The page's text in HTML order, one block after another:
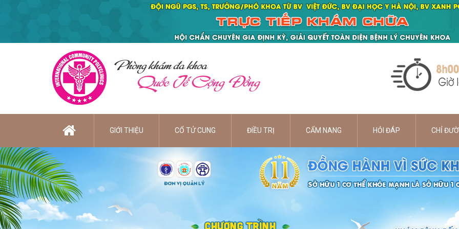
Phòng khám đa khoa
Quốc Tế Cộng Đồng
GIỚI THIỆU CỔ TỬ CUNG ĐIỀU TRỊ CẨM NANG HỎI ĐÁP CHỈ